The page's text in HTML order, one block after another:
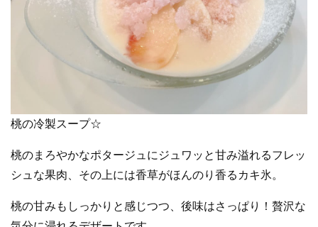
桃の冷製スープ☆
桃のまろやかなポタージュにジュワッと甘み溢れるフレッ
シュな果肉、その上には香草がほんのり香るカキ氷。
桃の甘みもしっかりと感じつつ、後味はさっぱり！贅沢な